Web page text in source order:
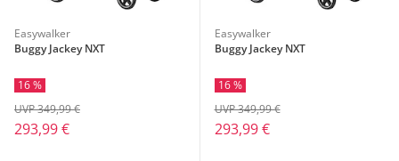
Easywalker
Buggy Jackey NXT
16 %
293,99 €
UVP 349,99 €
Easywalker
Buggy Jackey NXT
16 %
293,99 €
UVP 349,99 €